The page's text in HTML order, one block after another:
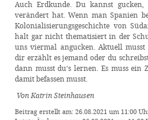
Auch Erdkunde. Du kannst
verändert hat. Wenn man Spanien
Kolonialisierungsgeschichte von
halt gar nicht thematisiert in der
uns viermal angucken. Aktuell musst
dir erzählt es jemand oder du
dann musst du‘s lernen. Es muss ein
damit befassen musst.
Von Katrin Steinhausen
Beitrag erstellt am: 26.08.2021 um 11:00